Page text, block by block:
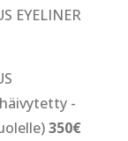
EYELINER
-
350€